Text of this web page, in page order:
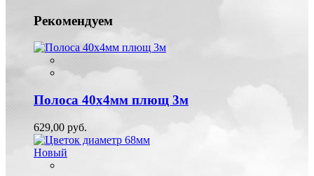
Рекомендуем
Полоса 40х4мм плющ 3м
629,00 руб.
Новый